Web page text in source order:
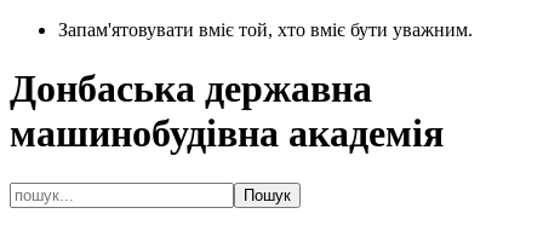
Запам'ятовувати вміє той, хто вміє бути уважним.
Донбаська державна
машинобудівна академія